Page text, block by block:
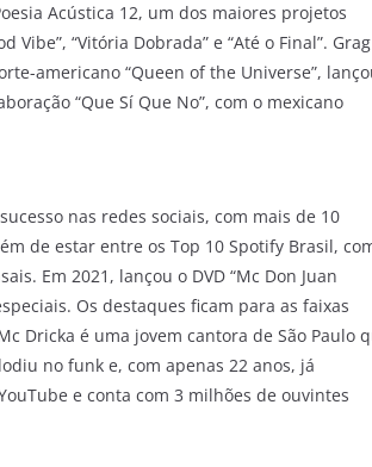
Acústica 12, um dos maiores projetos
Vibe”, “Vitória Dobrada” e “Até o Final”. Grag
americano “Queen of the Universe”,
“Que Sí Que No”, com o mexicano
nas redes sociais, com mais de 10
de estar entre os Top 10 Spotify Brasil,
Em 2021, lançou o DVD “Mc Don Juan
Os destaques ficam para as faixas
Dricka é uma jovem cantora de São Paulo
no funk e, com apenas 22 anos, já
e conta com 3 milhões de ouvintes